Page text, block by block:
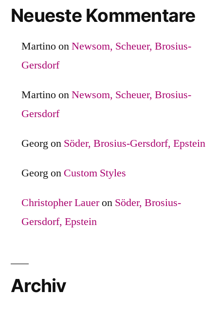
Neueste Kommentare
MartinoonNewsom, Scheuer, Brosius-
Gersdorf
MartinoonNewsom, Scheuer, Brosius-
Gersdorf
Georgon Söder, Brosius-Gersdorf, Epstein
Georgon Custom Styles
Christopher Laueron Söder, Brosius-
Gersdorf, Epstein
Archiv